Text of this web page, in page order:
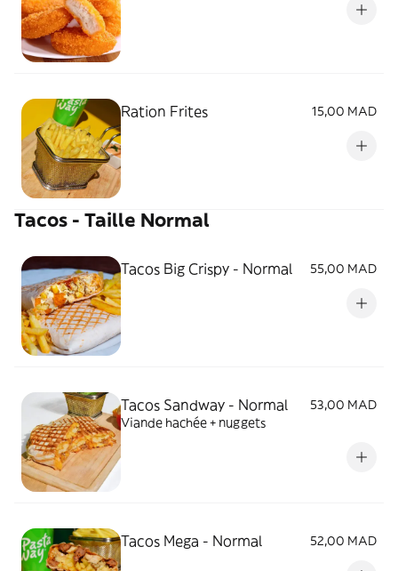
Ration Frites 15,00 MAD
Tacos - Taille Normal
Tacos Big Crispy - Normal 55,00 MAD
Tacos Sandway - Normal
53,00 MAD
Viande hachée + nuggets
Tacos Mega - Normal 52,00 MAD